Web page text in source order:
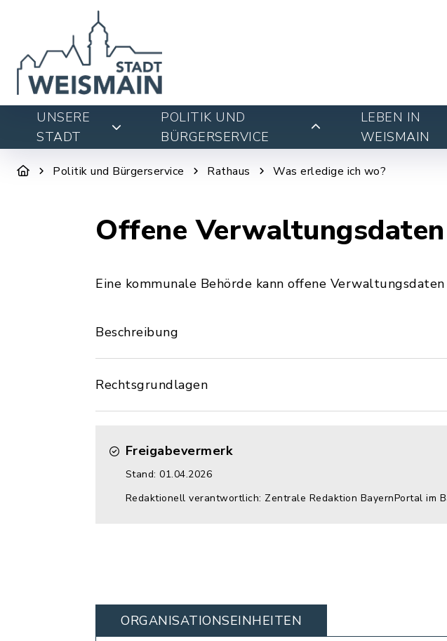
UNSERE
STADT
POLITIK UND
BÜRGERSERVICE
LEBEN IN
WEISMAIN
Politik und Bürgerservice Rathaus Was erledige ich wo?
Offene
Eine kommunale Behörde kann offene
Beschreibung
Rechtsgrundlagen
Freigabevermerk
Stand: 01.04.2026
Redaktionell verantwortlich: Zentrale Redaktion BayernPortal im
ORGANISATIONS­EINHEITEN